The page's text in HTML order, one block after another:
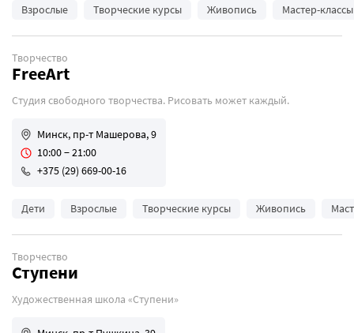
Взрослые Творческие курсы Живопись Мастер-классы
Творчество
FreeArt
Студия свободного творчества. Рисовать может каждый.
Минск, пр-т Машерова, 9
10:00 − 21:00
+375 (29) 669-00-16
Дети Взрослые Творческие курсы Живопись
Творчество
Ступени
Художественная школа «Ступени»